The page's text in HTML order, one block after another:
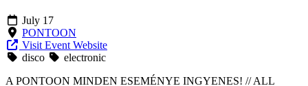
July 17
PONTOON
Visit Event Website
disco
electronic
A PONTOON MINDEN ESEMÉNYE INGYENES! // ALL